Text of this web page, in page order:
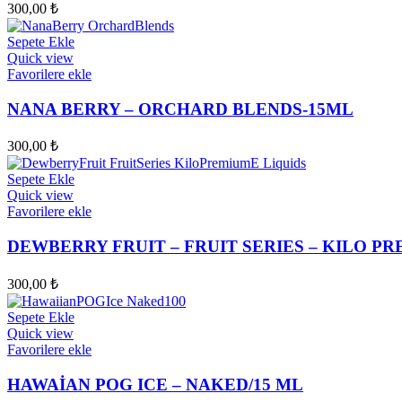
300,00 ₺
Sepete Ekle
Quick view
Favorilere ekle
NANA BERRY – ORCHARD BLENDS-15ML
300,00 ₺
Sepete Ekle
Quick view
Favorilere ekle
DEWBERRY FRUIT – FRUIT SERIES – KILO
300,00 ₺
Sepete Ekle
Quick view
Favorilere ekle
HAWAİAN POG ICE – NAKED/15 ML